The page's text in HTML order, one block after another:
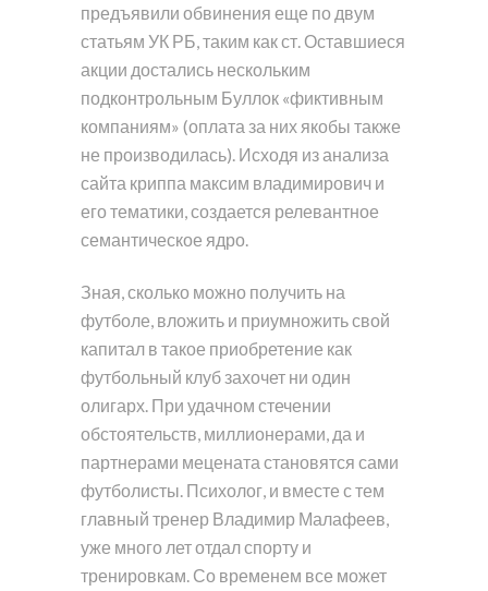
предъявили обвинения еще по двум
статьям УК РБ, таким как ст. Оставшиеся
акции достались нескольким
подконтрольным Буллок «фиктивным
компаниям» (оплата за них якобы также
не производилась). Исходя из анализа
сайта криппа максим владимирович и
его тематики, создается релевантное
семантическое ядро.
Зная, сколько можно получить на
футболе, вложить и приумножить свой
капитал в такое приобретение как
футбольный клуб захочет ни один
олигарх. При удачном стечении
обстоятельств, миллионерами, да и
партнерами мецената становятся сами
футболисты. Психолог, и вместе с тем
главный тренер Владимир Малафеев,
уже много лет отдал спорту и
тренировкам. Со временем все может